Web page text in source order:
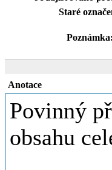
Staré
Poznámka:
Anotace
Povinný
obsahu